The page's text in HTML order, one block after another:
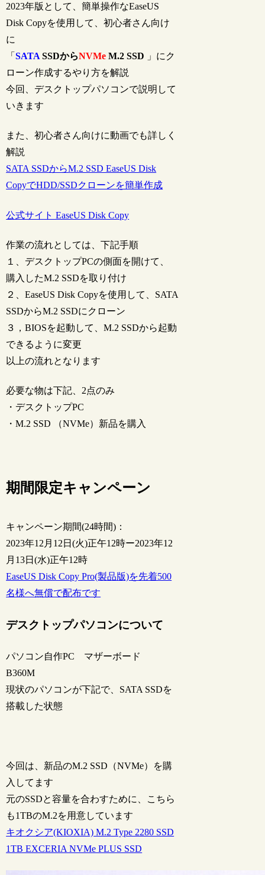
2023年版として、簡単操作なEaseUS
Disk Copyを使用して、初心者さん向け
に
「SATA SSDからNVMeM.2 SSD 」にク
ローン作成するやり方を解説
今回、デスクトップパソコンで説明して
いきます
また、初心者さん向けに動画でも詳しく
解説
SATA SSDからM.2 SSD EaseUS Disk
CopyでHDD/SSDクローンを簡単作成
公式サイト EaseUS Disk Copy
作業の流れとしては、下記手順
１、デスクトップPCの側面を開けて、
購入したM.2 SSDを取り付け
２、EaseUS Disk Copyを使用して、SATA
SSDからM.2 SSDにクローン
３，BIOSを起動して、M.2 SSDから起動
できるように変更
以上の流れとなります
必要な物は下記、2点のみ
・デスクトップPC
・M.2 SSD （NVMe）新品を購入
期間限定キャンペーン
キャンペーン期間(24時間)：
2023年12月12日(火)正午12時ー2023年12
月13日(水)正午12時
EaseUS Disk Copy Pro(製品版)を先着500
名様へ無償で配布です
デスクトップパソコンについて
パソコン自作PC マザーボード
B360M
現状のパソコンが下記で、SATA SSDを
搭載した状態
今回は、新品のM.2 SSD（NVMe）を購
入してます
元のSSDと容量を合わすために、こちら
も1TBのM.2を用意しています
キオクシア(KIOXIA) M.2 Type 2280 SSD
1TB EXCERIA NVMe PLUS SSD